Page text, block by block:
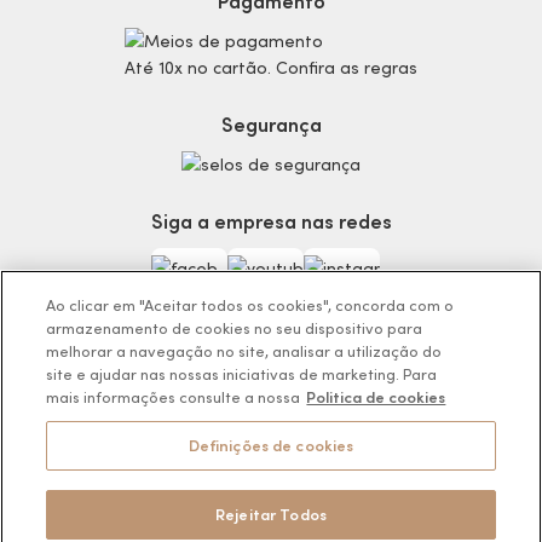
Consumidor.gov.br
Código de defesa do consumidor
Trocas e Devoluções
Produtos Masculinos
Teste do Tom de Base
Teste da Fragrância Perfeita
Encontre o Presente Ideal!
Beauty Week
Guia da Beleza Eudora
Até 10x no cartão. Confira as regras
Segurança
Siga a empresa nas redes
Os preços da loja online podem variar em relação as lojas físicas e
venda direta.
BOTICÁRIO PRODUTOS DE BELEZA LTDA.
Ao clicar em "Aceitar todos os cookies", concorda com o
armazenamento de cookies no seu dispositivo para
melhorar a navegação no site, analisar a utilização do
site e ajudar nas nossas iniciativas de marketing. Para
mais informações consulte a nossa Politica de cookies
Definições de cookies
Rejeitar Todos